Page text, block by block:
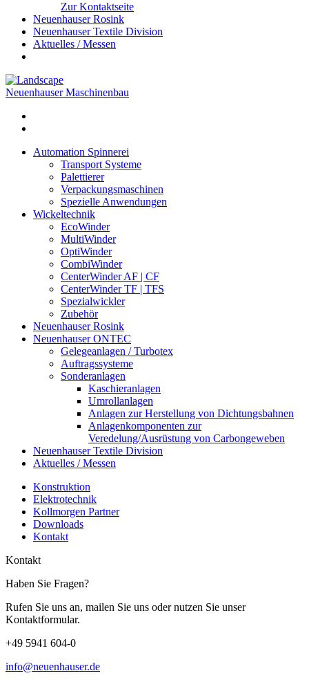
Zur Kontaktseite
Neuenhauser Rosink
Neuenhauser Textile Division
Aktuelles / Messen
Neuenhauser Maschinenbau
Automation Spinnerei
Transport Systeme
Palettierer
Verpackungsmaschinen
Spezielle Anwendungen
Wickeltechnik
EcoWinder
MultiWinder
OptiWinder
CombiWinder
CenterWinder AF | CF
CenterWinder TF | TFS
Spezialwickler
Zubehör
Neuenhauser Rosink
Neuenhauser ONTEC
Gelegeanlagen / Turbotex
Auftragssysteme
Sonderanlagen
Kaschieranlagen
Umrollanlagen
Anlagen zur Herstellung von Dichtungsbahnen
Anlagenkomponenten zur
Veredelung/Ausrüstung von Carbongeweben
Neuenhauser Textile Division
Aktuelles / Messen
Konstruktion
Elektrotechnik
Kollmorgen Partner
Downloads
Kontakt
Kontakt
Haben Sie Fragen?
Rufen Sie uns an, mailen Sie uns oder nutzen Sie unser
Kontaktformular.
+49 5941 604-0
info@neuenhauser.de